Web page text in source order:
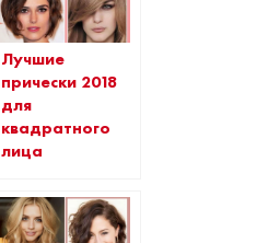
Лучшие
прически 2018
для
квадратного
лица